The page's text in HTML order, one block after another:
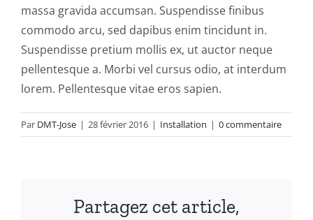
massa gravida accumsan. Suspendisse finibus
commodo arcu, sed dapibus enim tincidunt in.
Suspendisse pretium mollis ex, ut auctor neque
pellentesque a. Morbi vel cursus odio, at interdum
lorem. Pellentesque vitae eros sapien.
Par DMT-Jose | 28 février 2016 | Installation | 0 commentaire
Partagez cet article,